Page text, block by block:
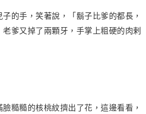
手，笑著說，「鬍子比爹的都長，
老爹又掉了兩顆牙，手掌上粗硬的肉剌
糙的核桃紋擠出了花，這邊看看，